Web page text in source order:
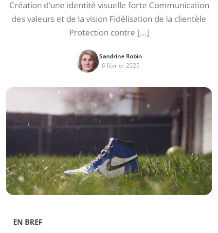
Création d’une identité visuelle forte Communication
des valeurs et de la vision Fidélisation de la clientèle
Protection contre […]
Sandrine Robin
6 février 2025
EN BREF